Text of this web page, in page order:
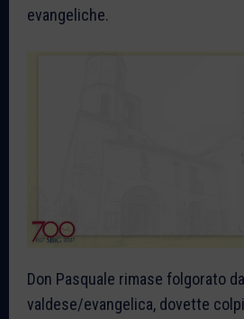
evangeliche.
Don Pasquale rimase folgorato
valdese/evangelica, dovette